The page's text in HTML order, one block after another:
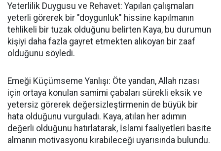
Yeterlilik Duygusu ve Rehavet: Yapılan çalışmaları
yeterli görerek bir "doygunluk" hissine kapılmanın
tehlikeli bir tuzak olduğunu belirten Kaya, bu durumun
kişiyi daha fazla gayret etmekten alıkoyan bir zaaf
olduğunu söyledi.
Emeği Küçümseme Yanlışı: Öte yandan, Allah rızası
için ortaya konulan samimi çabaları sürekli eksik ve
yetersiz görerek değersizleştirmenin de büyük bir
hata olduğunu vurguladı. Kaya, atılan her adımın
değerli olduğunu hatırlatarak, İslami faaliyetleri basite
almanın motivasyonu kırabileceği uyarısında bulundu.